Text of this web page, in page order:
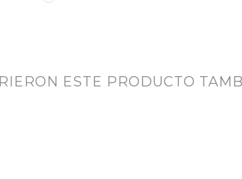
ESTE PRODUCTO